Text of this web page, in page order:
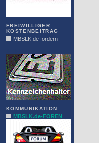
FREIWILLIGER
KOSTENBEITRAG
MBSLK.de fördern
KOMMUNIKATION
MBSLK.de-FOREN